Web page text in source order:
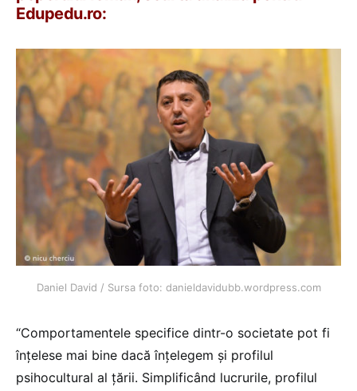
Edupedu.ro:
Daniel David / Sursa foto: danieldavidubb.wordpress.com
“Comportamentele specifice dintr-o societate pot fi
înțelese mai bine dacă înțelegem și profilul
psihocultural al țării. Simplificând lucrurile, profilul